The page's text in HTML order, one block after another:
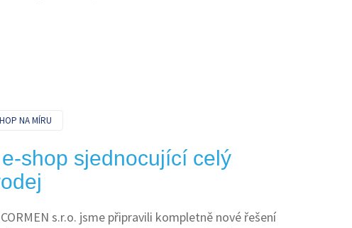
NA MÍRU
shop sjednocující celý
s.r.o. jsme připravili kompletně nové řešení